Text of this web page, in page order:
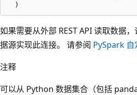
如果需要从外部 REST API 读取数据
据源实现此连接。 请参阅 PySpark
注释
可以从 Python 数据集合（包括